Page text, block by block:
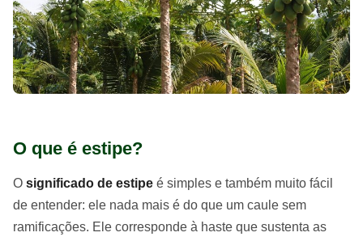
O que é estipe?
O significado de estipe é simples e também muito fácil
de entender: ele nada mais é do que um caule sem
ramificações. Ele corresponde à haste que sustenta as